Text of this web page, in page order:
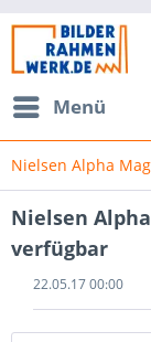
Menü
Nielsen Alpha
Nielsen
verfügbar
22.05.17 00:00